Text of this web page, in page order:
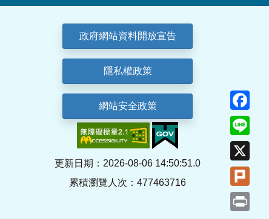
政府網站資料開放宣告
隱私權政策
網站安全政策
更新日期：2026-08-06 14:50:51.0
累積瀏覽人次：477463716